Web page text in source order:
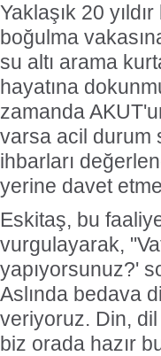
Yaklaşık 20
boğulma
su altı arama
hayatına
zamanda
varsa acil durum
ihbarları
yerine davet
Eskitaş, bu
vurgulayarak,
yapıyorsunuz?'
Aslında bedava
veriyoruz. Din, dil
biz orada hazır